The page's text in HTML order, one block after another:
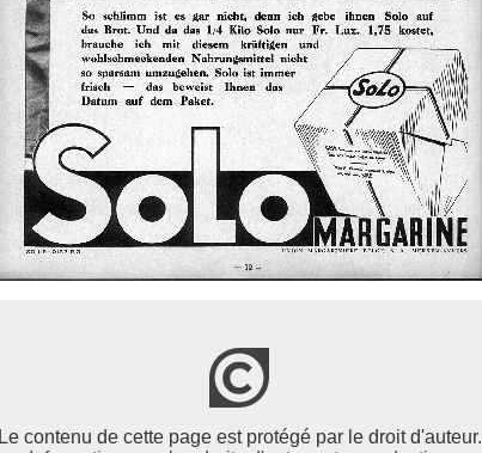
Le contenu de cette page est protégé par le droit d'auteur.